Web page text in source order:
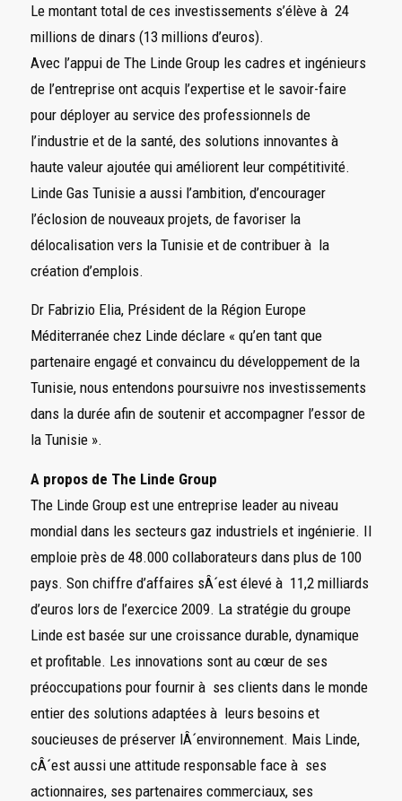
Le montant total de ces investissements s’élève à 24
millions de dinars (13 millions d’euros).
Avec l’appui de The Linde Group les cadres et ingénieurs
de l’entreprise ont acquis l’expertise et le savoir-faire
pour déployer au service des professionnels de
l’industrie et de la santé, des solutions innovantes à
haute valeur ajoutée qui améliorent leur compétitivité.
Linde Gas Tunisie a aussi l’ambition, d’encourager
l’éclosion de nouveaux projets, de favoriser la
délocalisation vers la Tunisie et de contribuer à la
création d’emplois.
Dr Fabrizio Elia, Président de la Région Europe
Méditerranée chez Linde déclare « qu’en tant que
partenaire engagé et convaincu du développement de la
Tunisie, nous entendons poursuivre nos investissements
dans la durée afin de soutenir et accompagner l’essor de
la Tunisie ».
A propos de The Linde Group
The Linde Group est une entreprise leader au niveau
mondial dans les secteurs gaz industriels et ingénierie. Il
emploie près de 48.000 collaborateurs dans plus de 100
pays. Son chiffre d’affaires sÂ´est élevé à 11,2 milliards
d’euros lors de l’exercice 2009. La stratégie du groupe
Linde est basée sur une croissance durable, dynamique
et profitable. Les innovations sont au cœur de ses
préoccupations pour fournir à ses clients dans le monde
entier des solutions adaptées à leurs besoins et
soucieuses de préserver lÂ´environnement. Mais Linde,
cÂ´est aussi une attitude responsable face à ses
actionnaires, ses partenaires commerciaux, ses